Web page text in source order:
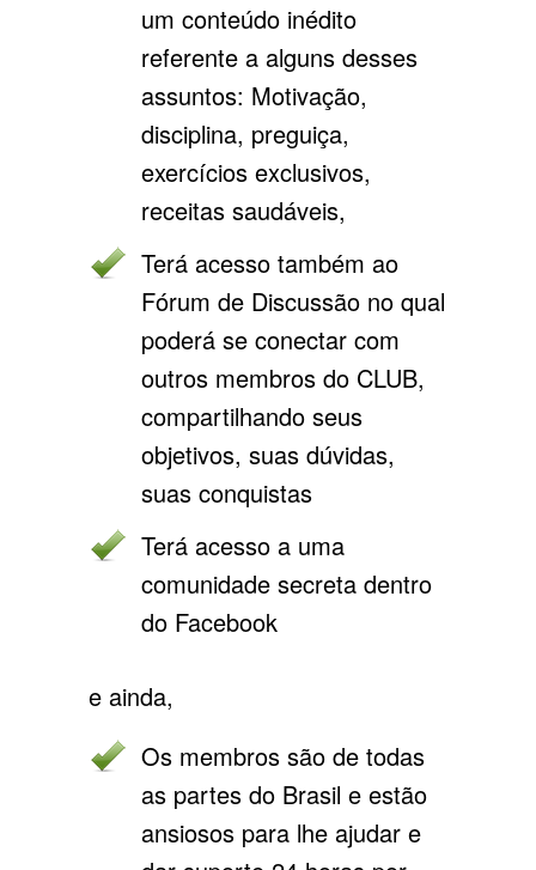
um conteúdo inédito
referente a alguns desses
assuntos: Motivação,
disciplina, preguiça,
exercícios exclusivos,
receitas saudáveis,
Terá acesso também ao
Fórum de Discussão no qual
poderá se conectar com
outros membros do CLUB,
compartilhando seus
objetivos, suas dúvidas,
suas conquistas
Terá acesso a uma
comunidade secreta dentro
do Facebook
e ainda,
Os membros são de todas
as partes do Brasil e estão
ansiosos para lhe ajudar e